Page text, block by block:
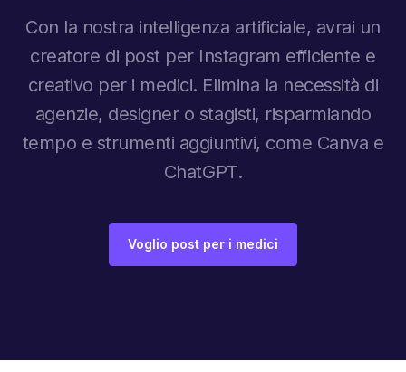
Con la nostra intelligenza artificiale, avrai un
creatore di post per Instagram efficiente e
creativo per i medici. Elimina la necessità di
agenzie, designer o stagisti, risparmiando
tempo e strumenti aggiuntivi, come Canva e
ChatGPT.
Voglio post per i medici